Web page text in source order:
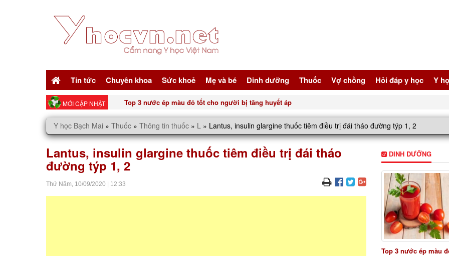
Tin tức Chuyên khoa Sức khoẻ Mẹ và bé Dinh dưỡng Thuốc Vợ chồng Hỏi đáp y học Y
MỚI CẬP NHẬT 5 nguồn đạm vàng giúp trẻ hóa tế bài, bảo vệ sức khỏe toàn diện
Y học Bạch Mai » Thuốc » Thông tin thuốc » L » Lantus, insulin glargine thuốc tiêm điều trị đái tháo đường týp 1, 2
Lantus, insulin glargine thuốc tiêm điều trị đái tháo
đường týp 1, 2
Thứ Năm, 10/09/2020 12:33
DINH DƯỠNG
Top 3 nước ép màu